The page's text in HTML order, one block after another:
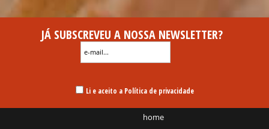
JÁ SUBSCREVEU A NOSSA NEWSLETTER?
Li e aceito a Política de privacidade
home